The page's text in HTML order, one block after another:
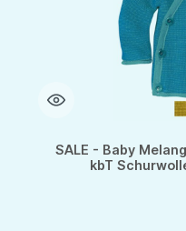
SALE - Baby
kbT